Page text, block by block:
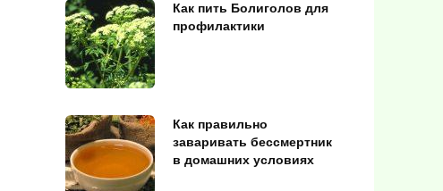
Как пить Болиголов для
профилактики
Как правильно
заваривать бессмертник
в домашних условиях